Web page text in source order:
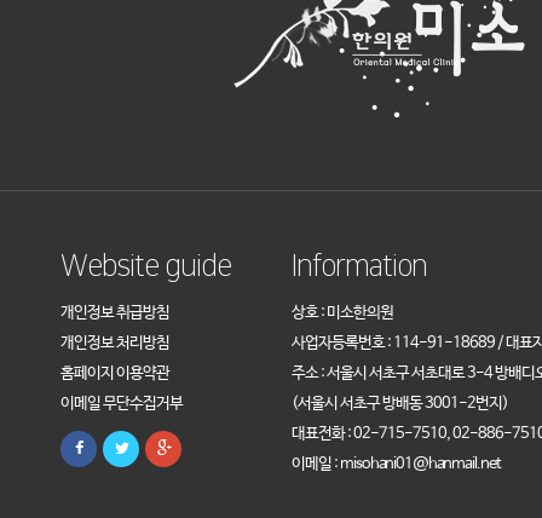
Website guide
개인정보 취급방침
개인정보 처리방침
홈페이지 이용약관
이메일 무단수집거부
Information
상호 : 미소한의원
사업자등록번호 : 114-91-18689 / 대표
주소 : 서울시 서초구 서초대로 3-4 방배
(서울시 서초구 방배동 3001-2번지)
대표전화 : 02-715-7510, 02-886-
이메일 : misohani01@hanmail.net